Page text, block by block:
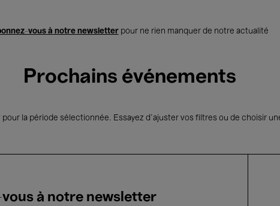
vous à notre newsletterpour ne rien manquer de notre actualité
Prochains événements
la période sélectionnée. Essayez d’ajuster vos filtres ou de choisir
à notre newsletter